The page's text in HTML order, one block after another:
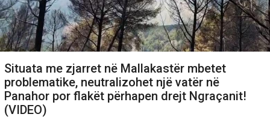
Situata me zjarret në Mallakastër mbetet
problematike, neutralizohet një vatër në
Panahor por flakët përhapen drejt Ngraçanit!
(VIDEO)